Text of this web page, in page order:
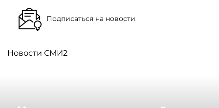
Подписаться на новости
Новости СМИ2